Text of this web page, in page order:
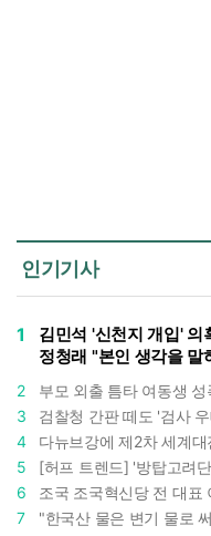
인기기사
1
김민석 '신천지 개입' 의
정청래 "본인 생각을 말
2
3
4
5
6
7